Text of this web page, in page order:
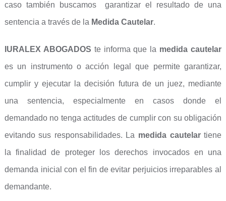
caso también buscamos garantizar el resultado de una
sentencia a través de la Medida Cautelar.
IURALEX ABOGADOS te informa que la medida cautelar
es un instrumento o acción legal que permite garantizar,
cumplir y ejecutar la decisión futura de un juez, mediante
una sentencia, especialmente en casos donde el
demandado no tenga actitudes de cumplir con su obligación
evitando sus responsabilidades. La medida cautelartiene
la finalidad de proteger los derechos invocados en una
demanda inicial con el fin de evitar perjuicios irreparables al
demandante.